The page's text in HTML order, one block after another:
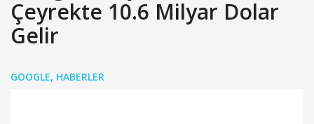
Çeyrekte 10.6 Milyar Dolar
Gelir
GOOGLE, HABERLER